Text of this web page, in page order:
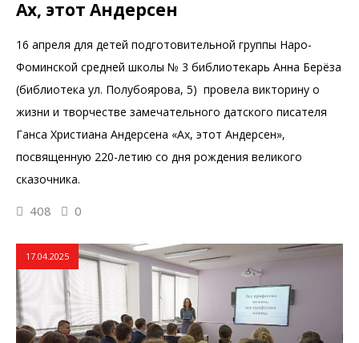
Ах, этот Андерсен
16 апреля для детей подготовительной группы Наро-
Фоминской средней школы № 3 библиотекарь Анна Берёза
(библиотека ул. Полубоярова, 5) провела викторину о
жизни и творчестве замечательного датского писателя
Ганса Христиана Андерсена «Ах, этот Андерсен»,
посвященную 220-летию со дня рождения великого
сказочника.
408 0
17.04.2025